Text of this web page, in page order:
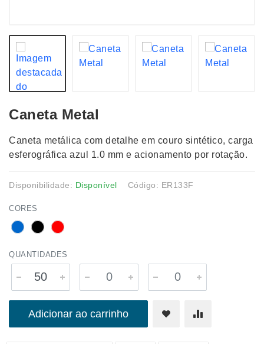
Caneta Metal
Caneta metálica com detalhe em couro sintético, carga
esferográfica azul 1.0 mm e acionamento por rotação.
Disponibilidade: Disponível Código: ER133F
CORES
QUANTIDADES
Adicionar ao carrinho